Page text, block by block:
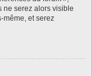
ne serez alors visible
même, et serez